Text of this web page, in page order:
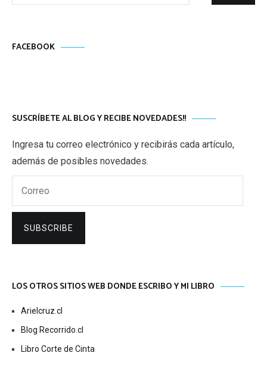
FACEBOOK
SUSCRÍBETE AL BLOG Y RECIBE NOVEDADES!!
Ingresa tu correo electrónico y recibirás cada artículo,
además de posibles novedades.
SUBSCRIBE
LOS OTROS SITIOS WEB DONDE ESCRIBO Y MI LIBRO
Arielcruz.cl
Blog Recorrido.cl
Libro Corte de Cinta